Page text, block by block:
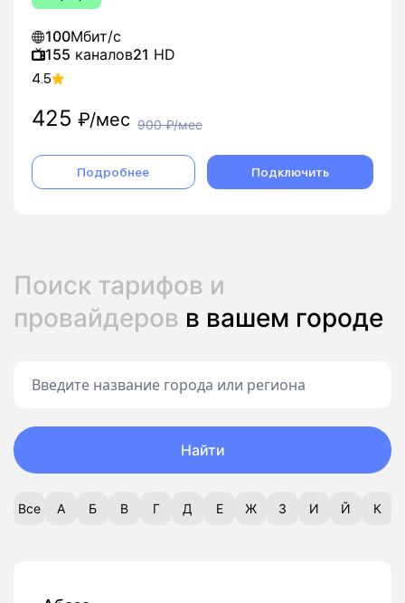
100Мбит/с
155 каналов21 HD
4.5
425 ₽/мес 900₽/мес
Подробнее Подключить
Поиск тарифов и
провайдеров в вашем городе
Найти
Все А Б В Г Д Е Ж З И Й К